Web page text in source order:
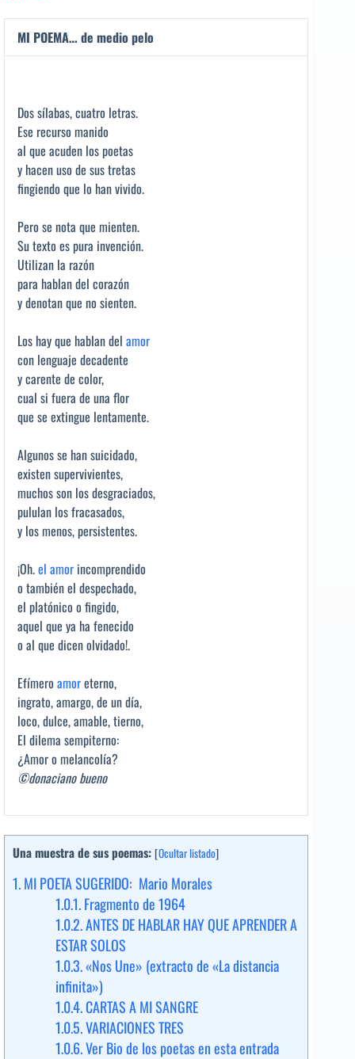
MI POEMA… de medio pelo
Dos sílabas, cuatro letras.
Ese recurso manido
al que acuden los poetas
y hacen uso de sus tretas
fingiendo que lo han vivido.
Pero se nota que mienten.
Su texto es pura invención.
Utilizan la razón
para hablan del corazón
y denotan que no sienten.
Los hay que hablan del amor
con lenguaje decadente
y carente de color,
cual si fuera de una flor
que se extingue lentamente.
Algunos se han suicidado,
existen supervivientes,
muchos son los desgraciados,
pululan los fracasados,
y los menos, persistentes.
¡Oh.el amor incomprendido
o también el despechado,
el platónico o fingido,
aquel que ya ha fenecido
o al que dicen olvidado!.
Efímero amoreterno,
ingrato, amargo, de un día,
loco, dulce, amable, tierno,
El dilema sempiterno:
¿Amor o melancolía?
©donaciano bueno
Una muestra de sus poemas: [Ocultar listado]
1.MI POETA SUGERIDO: Mario Morales
1.0.1.Fragmento de 1964
1.0.2.ANTES DE HABLAR HAY QUE APRENDER A
ESTAR SOLOS
1.0.3.«Nos Une» (extracto de «La distancia
infinita»)
1.0.4.CARTAS A MI SANGRE
1.0.5.VARIACIONES TRES
1.0.6.Ver Bio de los poetas en esta entrada